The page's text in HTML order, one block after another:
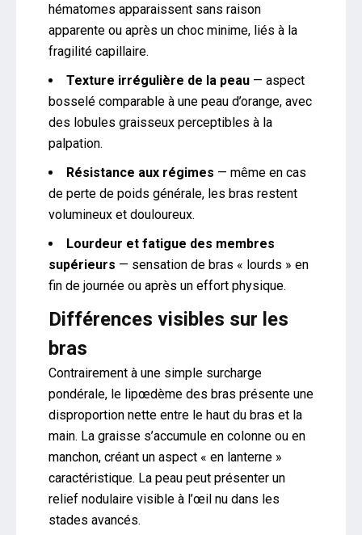
hématomes apparaissent sans raison
apparente ou après un choc minime, liés à la
fragilité capillaire.
Texture irrégulière de la peau — aspect
bosselé comparable à une peau d’orange, avec
des lobules graisseux perceptibles à la
palpation.
Résistance aux régimes — même en cas
de perte de poids générale, les bras restent
volumineux et douloureux.
Lourdeur et fatigue des membres
supérieurs — sensation de bras « lourds » en
fin de journée ou après un effort physique.
Différences visibles sur les
bras
Contrairement à une simple surcharge
pondérale, le lipœdème des bras présente une
disproportion nette entre le haut du bras et la
main. La graisse s’accumule en colonne ou en
manchon, créant un aspect « en lanterne »
caractéristique. La peau peut présenter un
relief nodulaire visible à l’œil nu dans les
stades avancés.